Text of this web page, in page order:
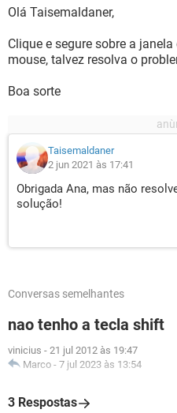
Olá Taisemaldaner,
Clique e segure sobre a
mouse, talvez resolva o
Boa sorte
Taisemaldaner
2 jun 2021 às 17:41
Obrigada Ana, mas não
solução!
Conversas semelhantes
nao tenho a tecla shift
vinicius - 21 jul 2012 às 19:47
Marco - 7 jul 2023 às 13:54
3 Respostas